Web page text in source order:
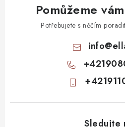
Pomůžeme
Potřebujete s něčím
info@